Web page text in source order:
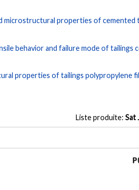
microstructural properties of cemented
behavior and failure mode of tailings
properties of tailings polypropylene
Liste produite: Sat